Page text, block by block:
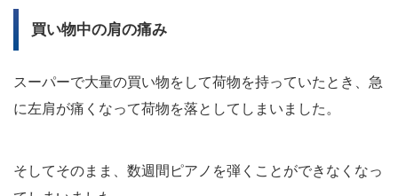
買い物中の肩の痛み
スーパーで大量の買い物をして荷物を持っていたとき、急
に左肩が痛くなって荷物を落としてしまいました。
そしてそのまま、数週間ピアノを弾くことができなくなっ